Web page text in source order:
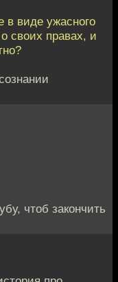
в виде ужасного
своих правах, и
чтоб закончить